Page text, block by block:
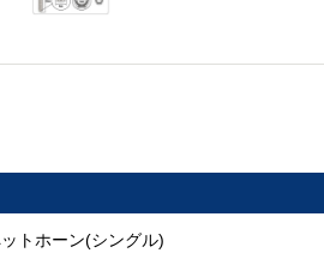
トホーン(シングル)